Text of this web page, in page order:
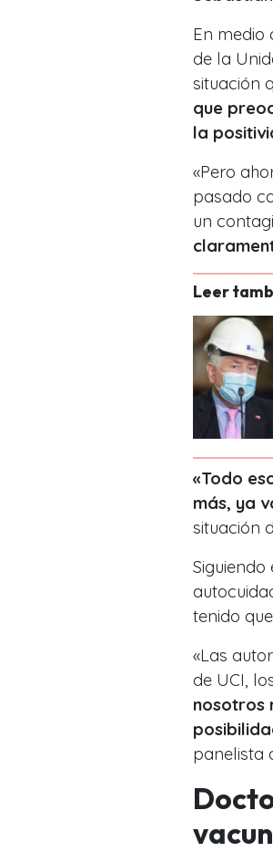
En medio
de la
situación
que
la
«Pero
pasado
un
Leer
«Todo
más, ya
situación
tenido
«Las
de UCI,
nosotros
panelista